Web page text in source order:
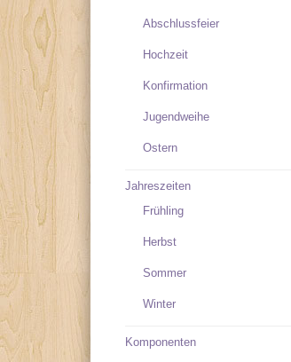
Abschlussfeier
Hochzeit
Konfirmation
Jugendweihe
Ostern
Jahreszeiten
Frühling
Herbst
Sommer
Winter
Komponenten